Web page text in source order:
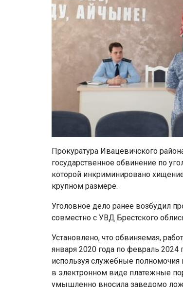
Прокуратура Ивацевичского
государственное обвинение по
которой инкриминировано
крупном размере.
Уголовное дело ранее возбудил
совместно с УВД Брестского
Установлено, что обвиняемая,
января 2020 года по февраль 2024
используя служебные полномочия
в электронном виде платежные
умышленно вносила заведомо